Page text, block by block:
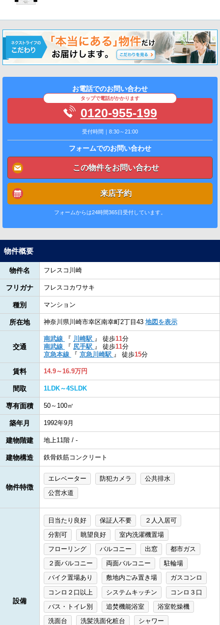
お電話でのお問い合わせ
タップで電話がかかります
0120-955-199
受付時間｜8:30～21:00
フォームでのお問い合わせ
この物件をお問い合わせ
来店予約
フォームからは24時間365日受付しています。
物件概要
物件名 フレスコ川崎
フリガナ フレスコカワサキ
種別 マンション
所在地 神奈川県川崎市幸区南幸町2丁目43 地図を表示
交通
南武線 『 川崎駅 』 徒歩11分
南武線
『 尻手駅 』 徒歩11分
京急本線
『 京急川崎駅 』 徒歩15分
賃料 14.9～16.9万円
間取 1LDK～4SLDK
専有面積 50～100㎡
築年月 1992年9月
建物階建 地上11階 / -
建物構造 鉄骨鉄筋コンクリート
物件特徴
エレベーター 防犯カメラ
公共排水
公営水道
設備
日当たり良好 保証人不要
２人入居可
分割可
眺望良好
室内洗濯機置場
フローリング
バルコニー 出窓
都市ガス
２面バルコニー
両面バルコニー
駐輪場
バイク置場あり
敷地内ごみ置き場
ガスコンロ
コンロ２口以上
システムキッチン
コンロ３口
バス・トイレ別
追焚機能浴室
浴室乾燥機
洗面台
洗髪洗面化粧台
シャワー